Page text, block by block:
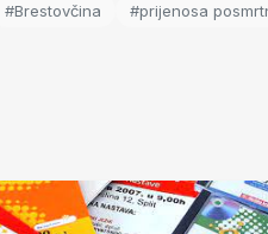
#Brestovčina #prijenosa